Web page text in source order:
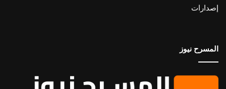
إصدارات
المسرح نيوز